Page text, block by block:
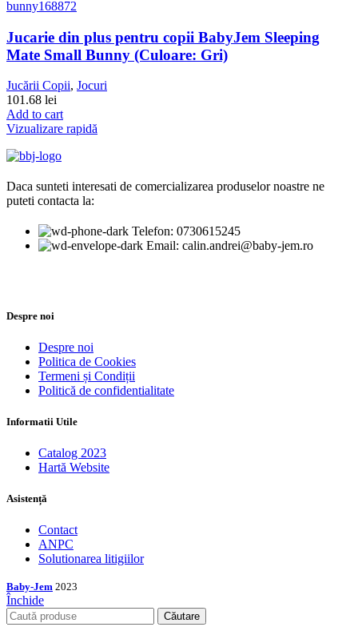
Jucarie din plus pentru copii BabyJem Sleeping
Mate Small Bunny (Culoare: Gri)
Jucării Copii, Jocuri
101.68 lei
Add to cart
Vizualizare rapidă
Daca sunteti interesati de comercializarea produselor noastre ne
puteti contacta la:
Telefon: 0730615245
Email: calin.andrei@baby-jem.ro
Despre noi
Despre noi
Politica de Cookies
Termeni și Condiții
Politică de confidentialitate
Informatii Utile
Catalog 2023
Hartă Website
Asistență
Contact
ANPC
Solutionarea litigiilor
Baby-Jem 2023
Închide
Căutare